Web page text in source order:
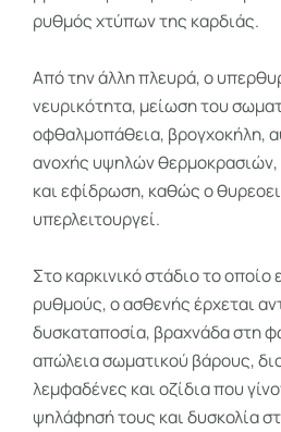
ρυθμός χτύπων της καρδιάς.
Από την άλλη πλευρά, ο
νευρικότητα, μείωση του
οφθαλμοπάθεια, βρογχοκήλη,
ανοχής υψηλών θερμοκρασιών,
και εφίδρωση, καθώς ο
υπερλειτουργεί.
Στο καρκινικό στάδιο το οποίο
ρυθμούς, ο ασθενής έρχεται
δυσκαταποσία, βραχνάδα στη
απώλεια σωματικού βάρους,
λεμφαδένες και οζίδια που
ψηλάφησή τους και δυσκολία